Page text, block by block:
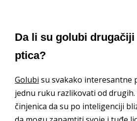
Da li su golubi
ptica?
Golubi su svakako interesantne
jednu ruku razlikovati od drugih.
činjenica da su po inteligenciji